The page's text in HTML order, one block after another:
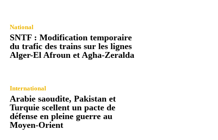
National
SNTF : Modification temporaire
du trafic des trains sur les lignes
Alger-El Afroun et Agha-Zeralda
International
Arabie saoudite, Pakistan et
Turquie scellent un pacte de
défense en pleine guerre au
Moyen-Orient